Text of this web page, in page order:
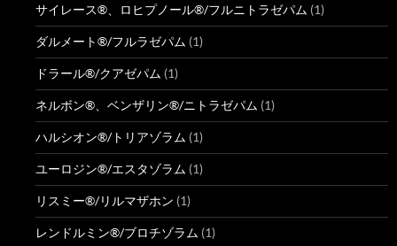
サイレース®、ロヒプノール®/フルニトラゼパム (1)
ダルメート®/フルラゼパム (1)
ドラール®/クアゼパム (1)
ネルボン®、ベンザリン®/ニトラゼパム (1)
ハルシオン®/トリアゾラム (1)
ユーロジン®/エスタゾラム (1)
リスミー®/リルマザホン (1)
レンドルミン®/ブロチゾラム (1)